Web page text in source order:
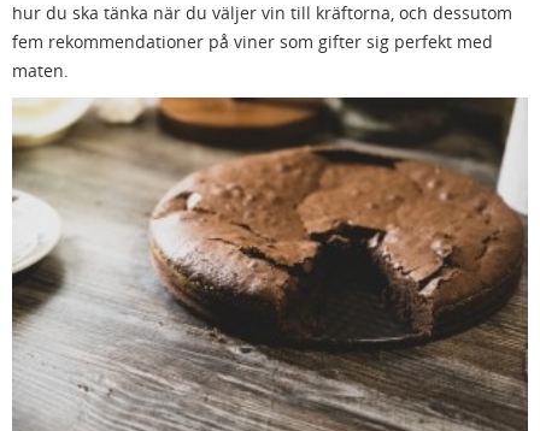
hur du ska tänka när du väljer vin till kräftorna, och dessutom
fem rekommendationer på viner som gifter sig perfekt med
maten.